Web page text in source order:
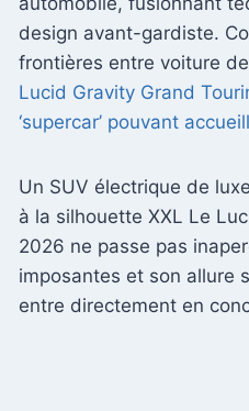
design avant-gardiste.
frontières entre voiture
Lucid Gravity Grand
‘supercar’ pouvant
Un SUV électrique de
à la silhouette XXL Le
2026 ne passe pas
imposantes et son allure
entre directement en